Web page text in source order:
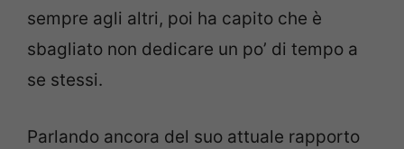
sempre agli altri, poi ha capito che è
sbagliato non dedicare un po’ di tempo a
se stessi.
Parlando ancora del suo attuale rapporto